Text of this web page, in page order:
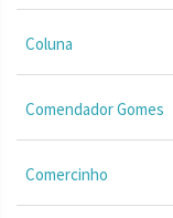
Coluna
Comendador Gomes
Comercinho